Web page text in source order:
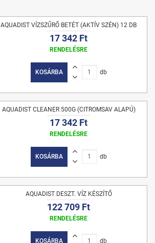
AQUADIST VÍZSZŰRŐ BETÉT (AKTÍV SZÉN) 12 DB
17 342 Ft
RENDELÉSRE
KOSÁRBA db
AQUADIST CLEANER 500G (CITROMSAV ALAPÚ)
17 342 Ft
RENDELÉSRE
KOSÁRBA db
AQUADIST DESZT. VÍZ KÉSZÍTŐ
122 709 Ft
RENDELÉSRE
KOSÁRBA db